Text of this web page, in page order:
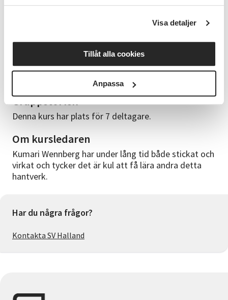
Visa detaljer
Tillåt alla cookies
Anpassa
deltagarna får prova och har möjlighet att ställa
Kursmaterial
Stickor 2,5mm - 3mm, antingen strumpstickor eller
en rundsticka som är minst 80cm lång. Tag även med
sockgarn som passar till stickor på 2,5-3mm.
Gruppstorlek
Denna kurs har plats för 7 deltagare.
Om kursledaren
Kumari Wennberg har under lång tid både stickat och
virkat och tycker det är kul att få lära andra detta
hantverk.
Har du några frågor?
Kontakta SV Halland